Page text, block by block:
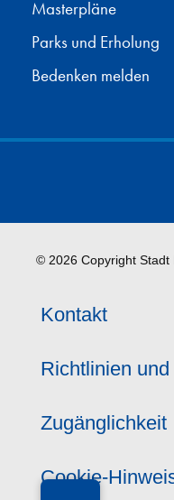
Masterpläne
Parks und Erholung
Bedenken melden
© 2026 Copyright Stadt
Kontakt
Richtlinien
Zugänglichkeit
Cookie-